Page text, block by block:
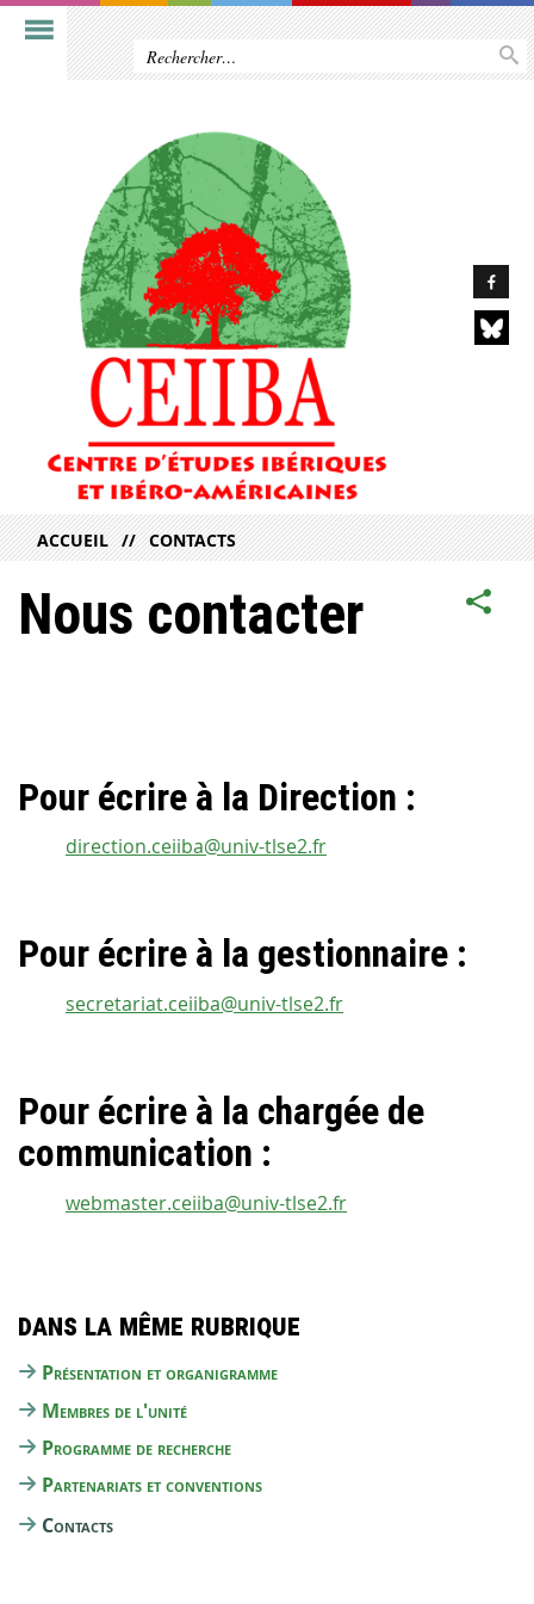
ACCUEIL CONTACTS
Nous contacter
Pour écrire à la Direction :
direction.ceiiba@univ-tlse2.fr
Pour écrire à la gestionnaire :
secretariat.ceiiba@univ-tlse2.fr
Pour écrire à la chargée de
communication :
webmaster.ceiiba@univ-tlse2.fr
Dans la même rubrique
Présentation et organigramme
Membres de l'unité
Programme de recherche
Partenariats et conventions
Contacts